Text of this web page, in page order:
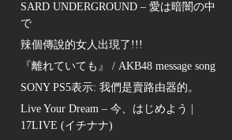
SARD UNDERGROUND – 愛は暗闇の中
で
辣個傳說的女人出現了!!!
『離れていても』 / AKB48 message song
SONY PS5表示: 我們是賣路由器的。
Live Your Dream – 今、はじめよう |
17LIVE (イチナナ)